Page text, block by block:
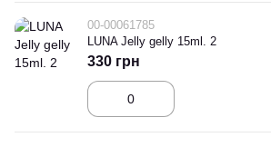
00-00061785
LUNA Jelly gelly 15ml. 2
330 грн